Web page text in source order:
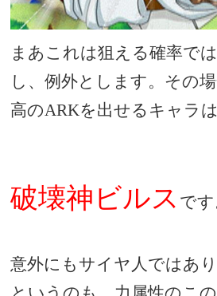
まあこれは狙える確率で
し、例外とします。その
高のARKを出せるキャラ
破壊神ビルス です
意外にもサイヤ人ではあ